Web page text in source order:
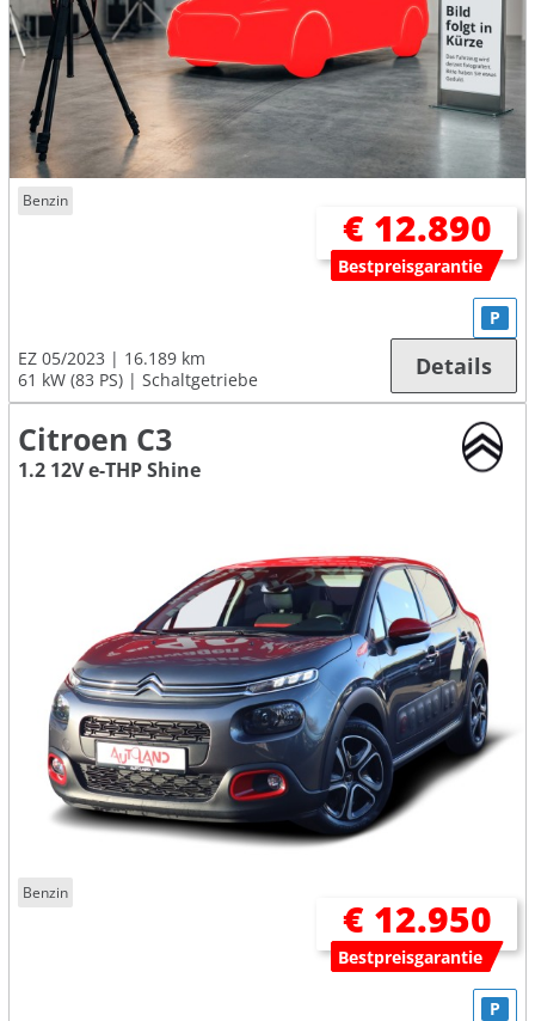
Benzin
€ 12.890
Bestpreisgarantie
EZ 05/2023
16.189 km
61 kW (83 PS)
Schaltgetriebe
P
Details
Citroen C3
1.2 12V e-THP Shine
Benzin
€ 12.950
Bestpreisgarantie
P